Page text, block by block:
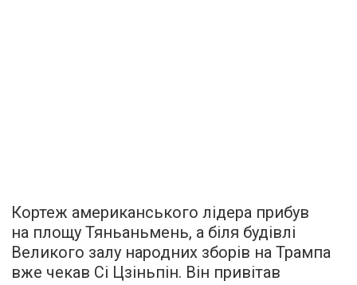
Кортеж американського лідера прибув
на площу Тяньаньмень, а біля будівлі
Великого залу народних зборів на Трампа
вже чекав Сі Цзіньпін. Він привітав